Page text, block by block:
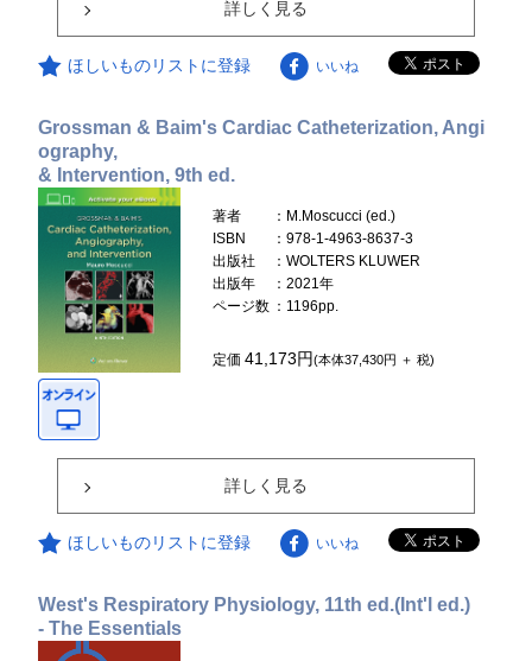
詳しく見る
ほしいものリストに登録 いいね
Grossman & Baim's Cardiac Catheterization, Angi
ography,
& Intervention, 9th ed.
著者
：M.Moscucci (ed.)
ISBN
：978-1-4963-8637-3
出版社
：WOLTERS KLUWER
出版年
：2021年
ページ数 ：1196pp.
定価41,173円(本体37,430円 ＋ 税)
詳しく見る
ほしいものリストに登録 いいね
West's Respiratory Physiology, 11th ed.(Int'l ed.)
- The Essentials